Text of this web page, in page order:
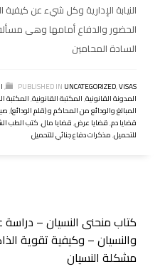
النيابة الإدارية وكل شيء عن كيفية
الحضور والدفاع أمامها وهى
السادة المحامين
PUBLISHED IN UNCATEGORIZED,VISAS
,
المدونة القانونية,المكتبة القانونية,المكتبة
المبالغ والودائع من المحاكم و (قلم الودائع),
قضايا دم,قضايا عرض,قضايا مال,كتب الطب
للتحميل,مذكرات دفاع جنائي للتحميل
كتاب منحنى النسيان – دراسة
والنسيان – وكيفية تقوية
مشكلة النسيان